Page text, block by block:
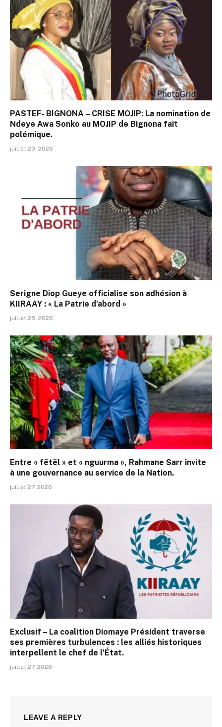
PASTEF- BIGNONA – CRISE MOJIP: La nomination de
Ndeye Awa Sonko au MOJIP de Bignona fait
polémique.
juillet 29, 2026
Serigne Diop Gueye officialise son adhésion à
KIIRAAY : « La Patrie d’abord »
juillet 28, 2026
Entre « fëtël » et « nguurma », Rahmane Sarr invite
à une gouvernance au service de la Nation.
juillet 27, 2026
Exclusif – La coalition Diomaye Président traverse
ses premières turbulences : les alliés historiques
interpellent le chef de l’État.
juillet 27, 2026
LEAVE A REPLY